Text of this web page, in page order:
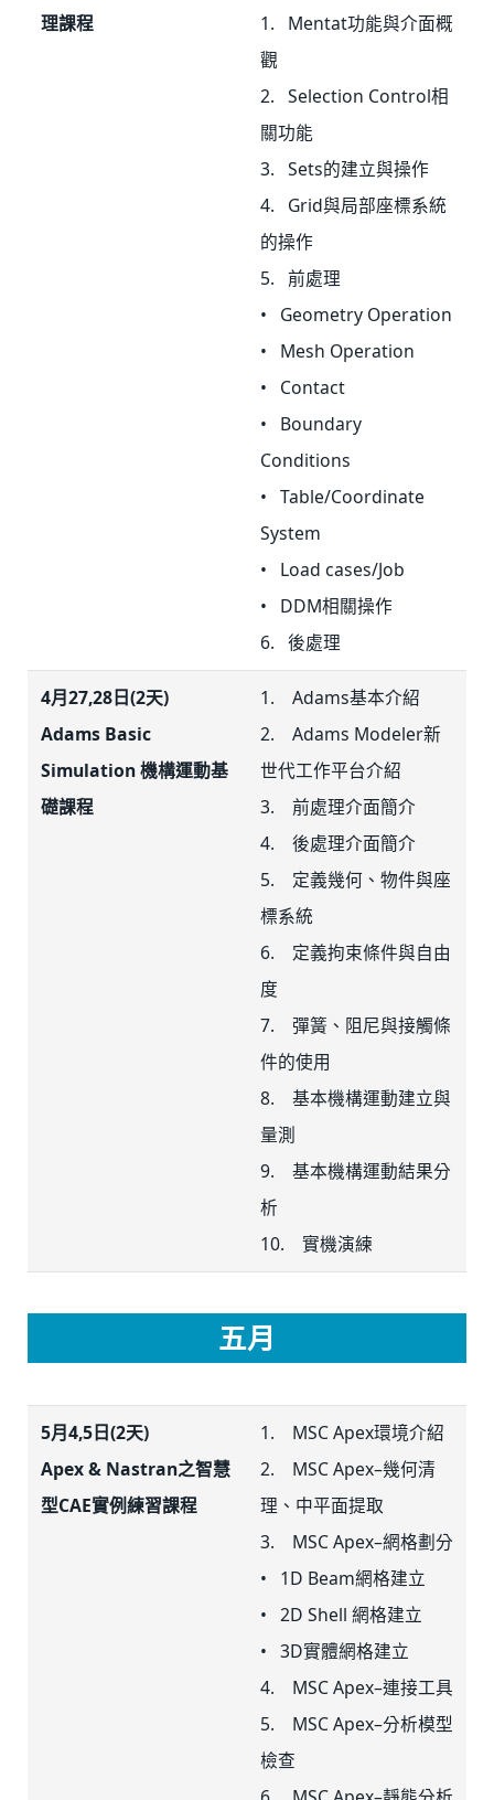
理課程
1. Mentat功能與介面概
觀
2. Selection Control相
關功能
3. Sets的建立與操作
4. Grid與局部座標系統
的操作
5. 前處理
• Geometry Operation
• Mesh Operation
• Contact
• Boundary
Conditions
• Table/Coordinate
System
• Load cases/Job
• DDM相關操作
6. 後處理
4月27,28日(2天)
Adams Basic
Simulation 機構運動基
礎課程
1. Adams基本介紹
2. Adams Modeler新
世代工作平台介紹
3. 前處理介面簡介
4. 後處理介面簡介
5. 定義幾何、物件與座
標系統
6. 定義拘束條件與自由
度
7. 彈簧、阻尼與接觸條
件的使用
8. 基本機構運動建立與
量測
9. 基本機構運動結果分
析
10. 實機演練
五月
5月4,5日(2天)
Apex & Nastran之智慧
型CAE實例練習課程
1. MSC Apex環境介紹
2. MSC Apex–幾何清
理、中平面提取
3. MSC Apex–網格劃分
• 1D Beam網格建立
• 2D Shell 網格建立
• 3D實體網格建立
4. MSC Apex–連接工具
5. MSC Apex–分析模型
檢查